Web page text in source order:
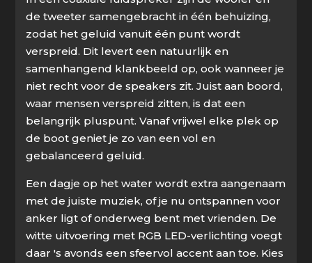
de tweeter samengebracht in één behuizing,
zodat het geluid vanuit één punt wordt
verspreid. Dit levert een natuurlijk en
samenhangend klankbeeld op, ook wanneer je
niet recht voor de speakers zit. Juist aan boord,
waar mensen verspreid zitten, is dat een
belangrijk pluspunt. Vanaf vrijwel elke plek op
de boot geniet je zo van een vol en
gebalanceerd geluid.
Een dagje op het water wordt extra aangenaam
met de juiste muziek, of je nu ontspannen voor
anker ligt of onderweg bent met vrienden. De
witte uitvoering met RGB LED-verlichting voegt
daar 's avonds een sfeervol accent aan toe. Kies